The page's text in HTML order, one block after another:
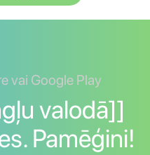
vai Google Play
valodā]]
Pamēģini!